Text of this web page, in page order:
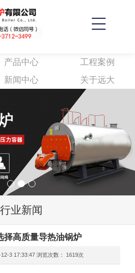
产品中心
工程案例
新闻中心 关于远大
行业新闻
择高质量导热油锅炉
3 17:33:47 浏览次数： 1619次